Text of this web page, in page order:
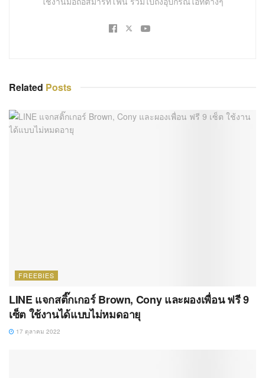
Related Posts
FREEBIES
LINE แจกสติ๊กเกอร์ Brown, Cony และผองเพื่อน ฟรี 9
เซ็ต ใช้งานได้แบบไม่หมดอายุ
17 ตุลาคม 2022